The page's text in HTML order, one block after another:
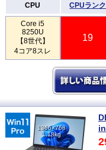
CPU CPUランク
Core i5
8250U
【8世代】
4コア8スレ
19
1366×768
1.18kg